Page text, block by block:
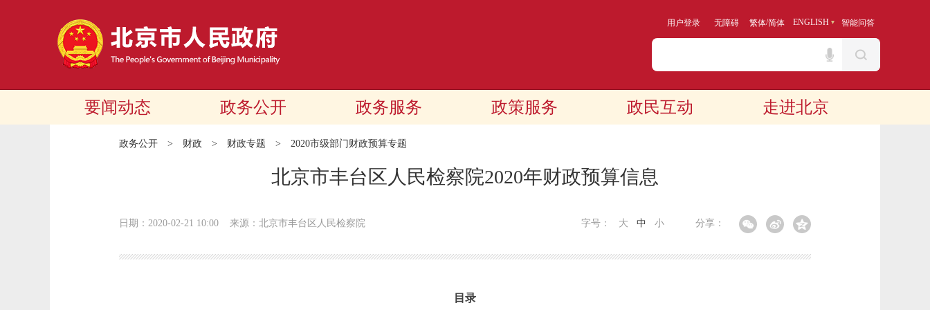
用户登录 无障碍 繁体/简体 ENGLISH 智能问答
要闻动态 政务公开 政务服务 政策服务 政民互动 走进北京
政务公开 > 财政 > 财政专题 > 2020市级部门财政预算专题
北京市丰台区人民检察院2020年财政预算信息
日期：2020-02-21 10:00 来源：北京市丰台区人民检察院 分享：
字号： 大 中 小
目录